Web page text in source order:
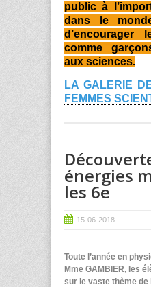
public à
dans le
d’encourager
comme
aux sciences.
LA GALERIE
FEMMES
énergies
les 6e
15-06-2018
Toute l’année en
Mme GAMBIER, les
sur le vaste thème de